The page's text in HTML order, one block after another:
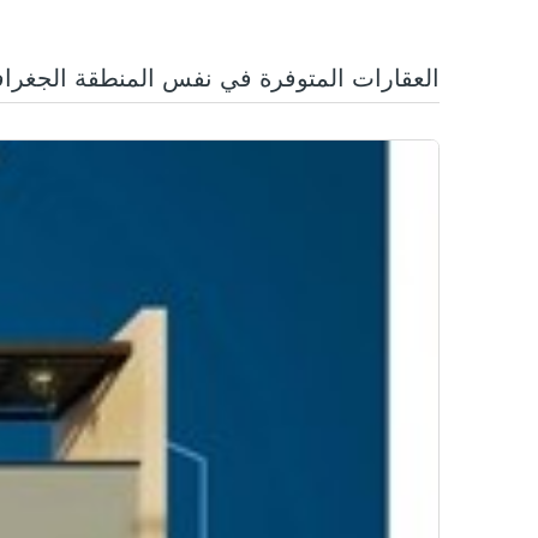
العقارات المتوفرة في نفس المنطقة